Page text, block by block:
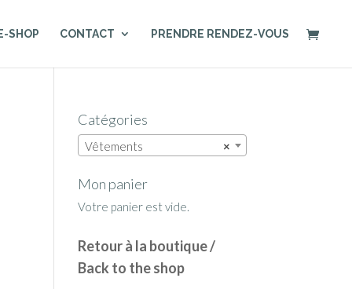
SHOP CONTACT PRENDRE RENDEZ-VOUS
Catégories
×
Vêtements
Mon panier
Votre panier est vide.
Retour à la boutique /
Back to the shop